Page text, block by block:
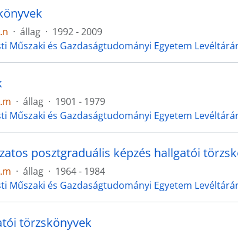
· állag · 1992 - 2009
Műszaki és Gazdaságtudományi Egyetem
· állag · 1901 - 1979
Műszaki és Gazdaságtudományi Egyetem
posztgraduális képzés hallgatói
· állag · 1964 - 1984
Műszaki és Gazdaságtudományi Egyetem
törzskönyvek